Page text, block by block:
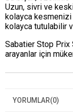
Uzun, sivri ve
kolayca kesmenizi
kolayca tutulabilir
Sabatier Stop Prix
arayanlar için
YORUMLAR(0)